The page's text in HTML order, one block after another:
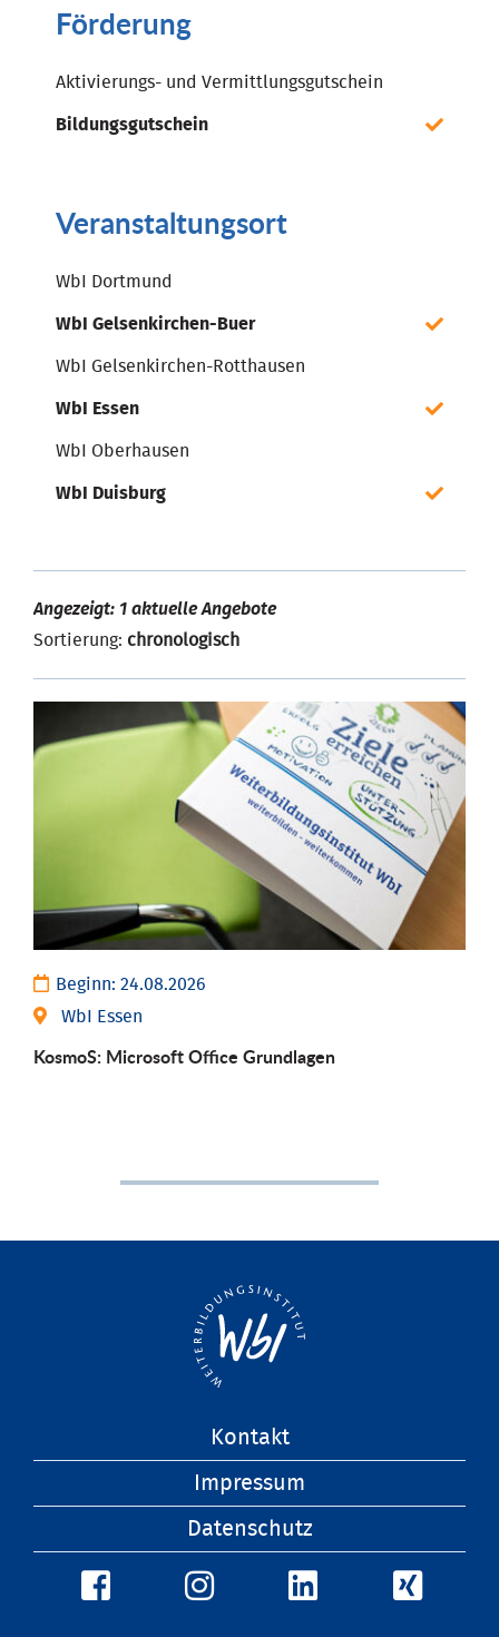
Förderung
Aktivierungs- und Vermittlungsgutschein
Bildungsgutschein
Veranstaltungsort
WbI Dortmund
WbI Gelsenkirchen-Buer
WbI Gelsenkirchen-Rotthausen
WbI Essen
WbI Oberhausen
WbI Duisburg
Angezeigt: 1 aktuelle Angebote
Sortierung: chronologisch
Beginn: 24.08.2026
WbI Essen
KosmoS: Microsoft Office Grund­lagen
Kontakt
Impressum
Datenschutz